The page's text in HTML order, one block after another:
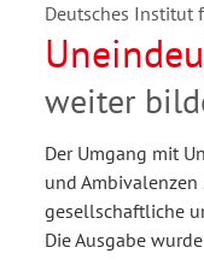
Deutsches Institut
weiter
Der Umgang mit
und
gesellschaftliche
Die Ausgabe